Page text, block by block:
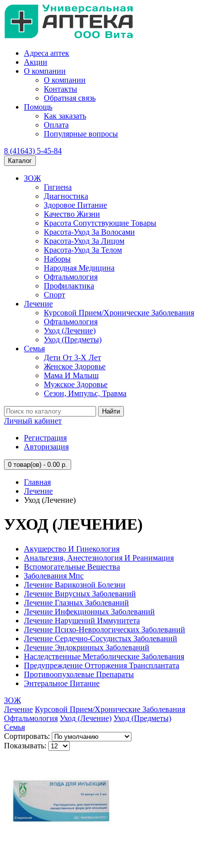
Адреса аптек
Акции
О компании
О компании
Контакты
Обратная связь
Помощь
Как заказать
Оплата
Популярные вопросы
8 (41643) 5-45-84
Каталог
ЗОЖ
Гигиена
Диагностика
Здоровое Питание
Качество Жизни
Красота Сопутствующие Товары
Красота-Уход За Волосами
Красота-Уход За Лицом
Красота-Уход За Телом
Наборы
Народная Медицина
Офтальмология
Профилактика
Спорт
Лечение
Курсовой Прием/Хронические Заболевания
Офтальмология
Уход (Лечение)
Уход (Предметы)
Семья
Дети От 3-Х Лет
Женское Здоровье
Мама И Малыш
Мужское Здоровье
Сезон, Импульс, Травма
Найти
Личный кабинет
Регистрация
Авторизация
0 товар(ов) - 0.00 р.
Главная
Лечение
Уход (Лечение)
УХОД (ЛЕЧЕНИЕ)
Акушерство И Гинекология
Анальгезия, Анестезиология И Реанимация
Вспомогательные Вещества
Заболевания Мпс
Лечение Варикозной Болезни
Лечение Вирусных Заболеваний
Лечение Глазных Заболеваний
Лечение Инфекционных Заболеваний
Лечение Нарушений Иммунитета
Лечение Психо-Неврологических Заболеваний
Лечение Сердечно-Сосудистых Заболеваний
Лечение Эндокринных Заболеваний
Наследственные Метаболические Заболевания
Предупреждение Отторжения Трансплантата
Противоопухолевые Препараты
Энтеральное Питание
ЗОЖ
Лечение Курсовой Прием/Хронические Заболевания
Офтальмология Уход (Лечение) Уход (Предметы)
Семья
Сортировать:
Показывать: